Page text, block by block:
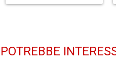
POTREBBE